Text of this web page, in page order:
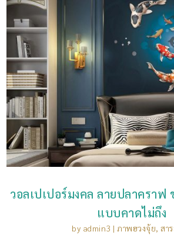
วอลเปเปอร์มงคล ลายปลาคราฟ
แบบคาดไม่ถึง
by admin3 |ภาพฮวงจุ้ย,สา